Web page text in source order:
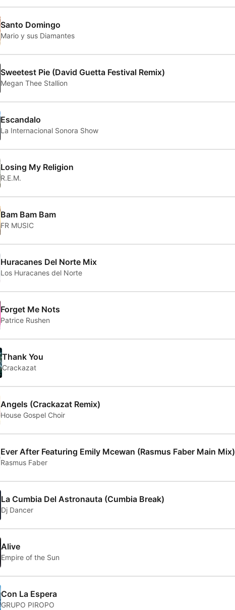
Santo Domingo
Mario y sus Diamantes
Sweetest Pie (David Guetta Festival Remix)
Megan Thee Stallion
Escandalo
La Internacional Sonora Show
Losing My Religion
R.E.M.
Bam Bam Bam
FR MUSIC
Huracanes Del Norte Mix
Los Huracanes del Norte
Forget Me Nots
Patrice Rushen
Thank You
Crackazat
Angels (Crackazat Remix)
House Gospel Choir
Ever After Featuring Emily Mcewan (Rasmus Faber Main Mix)
Rasmus Faber
La Cumbia Del Astronauta (Cumbia Break)
Dj Dancer
Alive
Empire of the Sun
Con La Espera
GRUPO PIROPO